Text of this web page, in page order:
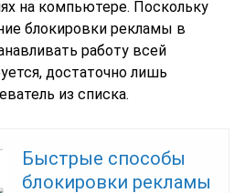
на компьютере. Поскольку
блокировки рекламы в
работу всей
достаточно лишь
из списка.
Быстрые способы
блокировки рекламы